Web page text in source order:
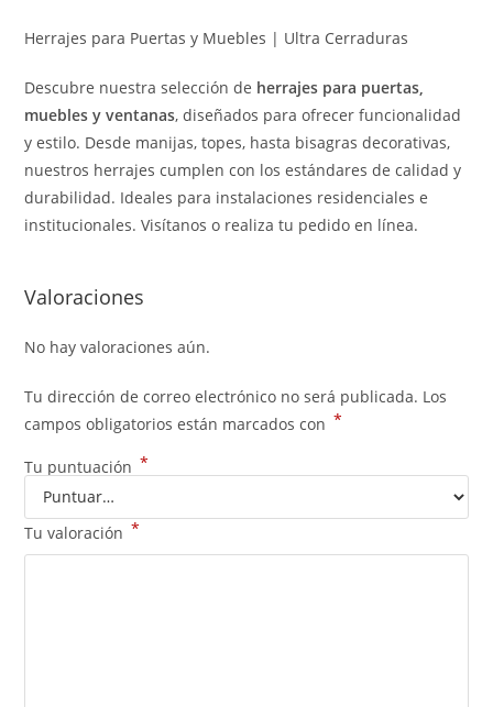
Herrajes para Puertas y Muebles | Ultra Cerraduras
Descubre nuestra selección de herrajes para puertas,
muebles y ventanas, diseñados para ofrecer funcionalidad
y estilo. Desde manijas, topes, hasta bisagras decorativas,
nuestros herrajes cumplen con los estándares de calidad y
durabilidad. Ideales para instalaciones residenciales e
institucionales. Visítanos o realiza tu pedido en línea.
Valoraciones
No hay valoraciones aún.
Tu dirección de correo electrónico no será publicada. Los
campos obligatorios están marcados con *
Tu puntuación *
Tu valoración *